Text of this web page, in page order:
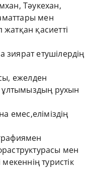
Тәукехан,
мен
қасиетті
зиярат етушілердің
ежелден
ұлтымыздың рухын
емес,еліміздің
мен
туристік